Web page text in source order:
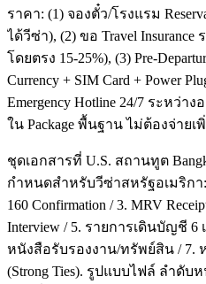
ราคา: (1) จองตั๋ว/โรงแรม
ได้วีซ่า), (2) ขอ Travel
โดยตรง 15-25%), (3) Pre-
Currency + SIM Card + Power
Emergency Hotline 24/7 ระหว่า
ใน Package พื้นฐาน ไม่ต้องจ่ายเ
ชุดเอกสารที่ U.S. สถานทูต
กำหนดสำหรับวีซ่าสหรัฐอเมริกา:
160 Confirmation / 3. MRV
Interview / 5. รายการเดินบัญชี 6
หนังสือรับรองงาน/ทรัพย์สิน / 7.
(Strong Ties). รูปแบบไฟล์ ลำดั